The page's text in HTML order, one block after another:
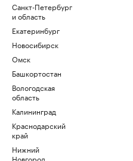
Санкт-Петербург
и область
Екатеринбург
Новосибирск
Омск
Башкортостан
Вологодская
область
Калининград
Краснодарский
край
Нижний
Новгород